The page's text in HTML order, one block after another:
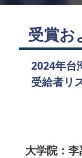
受賞お
2024年台
受給者リ
大学院：